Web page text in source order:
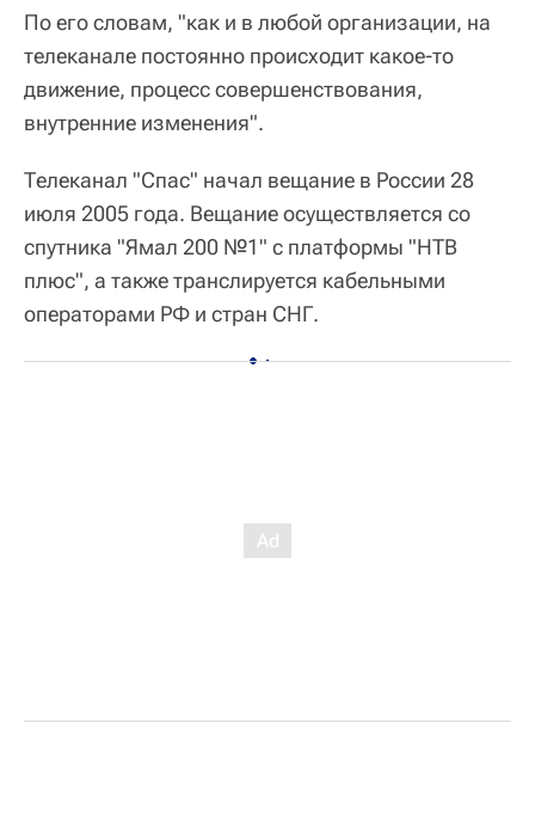
По его словам, "как и в любой организации, на
телеканале постоянно происходит какое-то
движение, процесс совершенствования,
внутренние изменения".
Телеканал "Спас" начал вещание в России 28
июля 2005 года. Вещание осуществляется со
спутника "Ямал 200 №1" с платформы "НТВ
плюс", а также транслируется кабельными
операторами РФ и стран СНГ.